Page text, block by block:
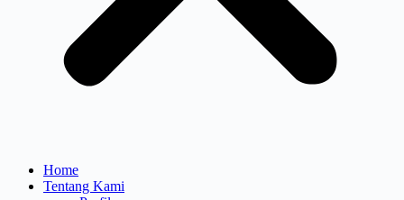
Home
Tentang Kami